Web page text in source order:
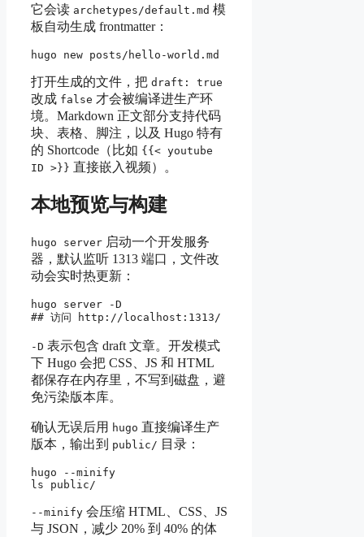
它会读 archetypes/default.md 模
板自动生成 frontmatter：
打开生成的文件，把 draft: true
改成 false 才会被编译进生产环
境。Markdown 正文部分支持代码
块、表格、脚注，以及 Hugo 特有
的 Shortcode（比如 {{< youtube
ID >}} 直接嵌入视频）。
本地预览与构建
hugo server 启动一个开发服务
器，默认监听 1313 端口，文件改
动会实时热更新：
hugo server -D
-D 表示包含 draft 文章。开发模式
下 Hugo 会把 CSS、JS 和 HTML
都保存在内存里，不写到磁盘，避
免污染版本库。
确认无误后用 hugo 直接编译生产
版本，输出到 public/ 目录：
hugo --minify
--minify 会压缩 HTML、CSS、JS
与 JSON，减少 20% 到 40% 的体